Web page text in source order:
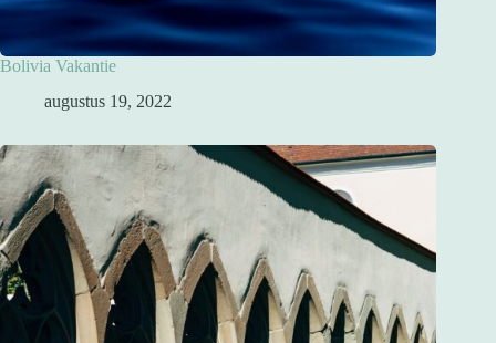
Bolivia Vakantie
augustus 19, 2022